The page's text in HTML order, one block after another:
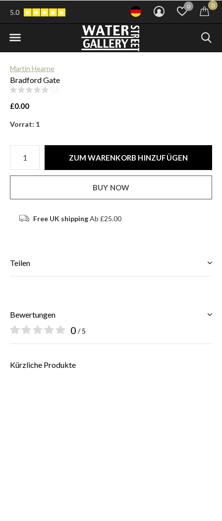
0 0
5.0
Martin Hearne
Bradford Gate
£0.00
Vorrat: 1
ZUM WARENKORB HINZUFÜGEN
BUY NOW
Free UK shippingAb £25.00
Teilen
Bewertungen
0 / 5
Kürzliche Produkte